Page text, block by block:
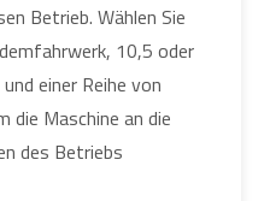
Betrieb. Wählen Sie
10,5 oder
einer Reihe von
Maschine an die
des Betriebs